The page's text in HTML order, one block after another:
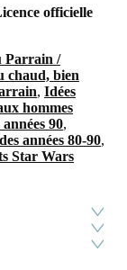
officielle
Parrain /
chaud, bien
, Idées
hommes
90,
années 80-90,
Star Wars